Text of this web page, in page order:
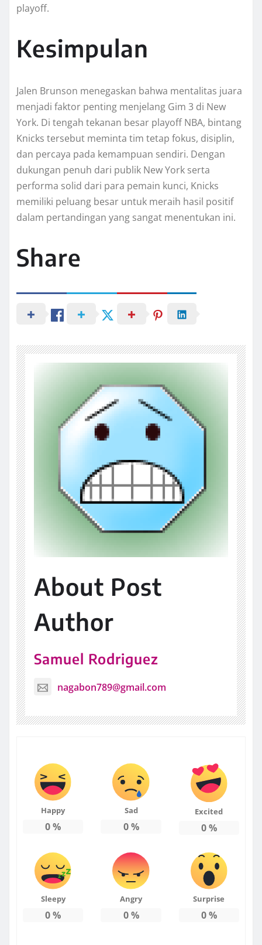
playoff.
Kesimpulan
Jalen Brunson menegaskan bahwa mentalitas juara
menjadi faktor penting menjelang Gim 3 di New
York. Di tengah tekanan besar playoff NBA, bintang
Knicks tersebut meminta tim tetap fokus, disiplin,
dan percaya pada kemampuan sendiri. Dengan
dukungan penuh dari publik New York serta
performa solid dari para pemain kunci, Knicks
memiliki peluang besar untuk meraih hasil positif
dalam pertandingan yang sangat menentukan ini.
Share
About Post
Author
Samuel Rodriguez
nagabon789@gmail.com
Happy
0%
Sad
0%
Excited
0%
Sleepy
0%
Angry
0%
Surprise
0%